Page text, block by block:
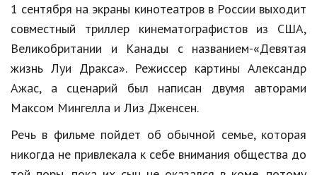
Знаменитости
Статьи
Обзоры
Красота и здоровье
1 сентября на экраны кинотеатров в России выходит
совместный триллер кинематографистов из США,
Великобритании и Канады с названием-«Девятая
жизнь Луи Дракса». Режиссер картины Александр
Ажас, а сценарий был написан двумя авторами
Максом Мингелла и Лиз Дженсен.
Речь в фильме пойдет об обычной семье, которая
никогда не привлекала к себе внимания общества до